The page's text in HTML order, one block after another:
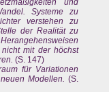
Systeme zu
verstehen zu
der Realität zu
mit der höchst
(S. 147)
für Variationen
Modellen.
(S.